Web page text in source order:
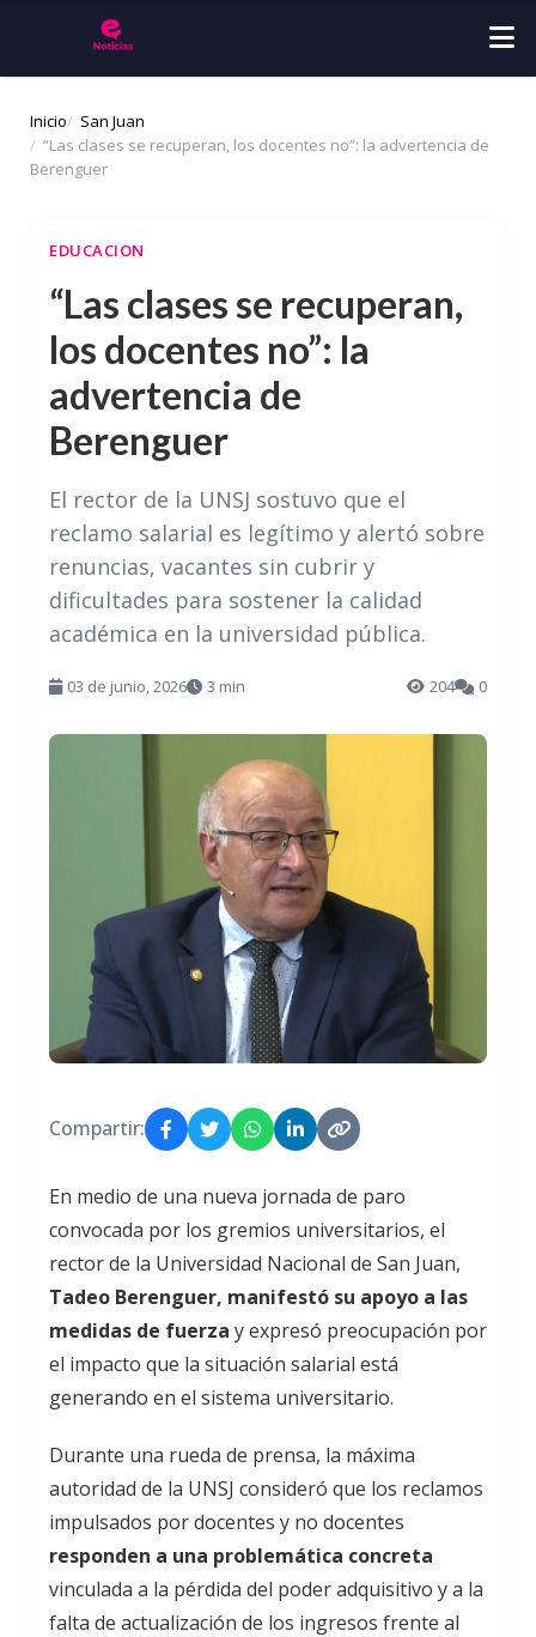
Inicio
San Juan
“Las clases se recuperan, los docentes no”: la advertencia de
Berenguer
EDUCACION
“Las clases se recuperan,
los docentes no”: la
advertencia de
Berenguer
El rector de la UNSJ sostuvo que el
reclamo salarial es legítimo y alertó sobre
renuncias, vacantes sin cubrir y
dificultades para sostener la calidad
académica en la universidad pública.
03 de junio, 2026 3 min 204 0
Compartir:
En medio de una nueva jornada de paro
convocada por los gremios universitarios, el
rector de la Universidad Nacional de San Juan,
Tadeo Berenguer, manifestó su apoyo a las
medidas de fuerza y expresó preocupación por
el impacto que la situación salarial está
generando en el sistema universitario.
Durante una rueda de prensa, la máxima
autoridad de la UNSJ consideró que los reclamos
impulsados por docentes y no docentes
responden a una problemática concreta
vinculada a la pérdida del poder adquisitivo y a la
falta de actualización de los ingresos frente al